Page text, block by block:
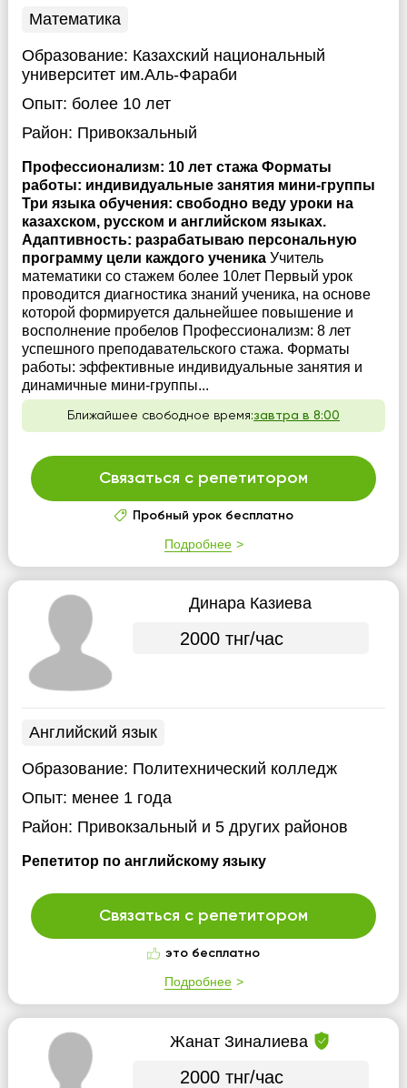
Математика
Образование: Казахский национальный
университет им.Аль-Фараби
Опыт: более 10 лет
Район: Привокзальный
Профессионализм: 10 лет стажа Форматы
работы: индивидуальные занятия мини-группы
Три языка обучения: свободно веду уроки на
казахском, русском и английском языках.
Адаптивность: разрабатываю персональную
программу цели каждого ученика Учитель
математики со стажем более 10лет Первый урок
проводится диагностика знаний ученика, на основе
которой формируется дальнейшее повышение и
восполнение пробелов Профессионализм: 8 лет
успешного преподавательского стажа. Форматы
работы: эффективные индивидуальные занятия и
динамичные мини-группы...
Ближайшее свободное время:завтра в 8:00
Связаться с репетитором
Пробный урок бесплатно
Подробнее
Динара Казиева
2000 тнг/час
Английский язык
Образование: Политехнический колледж
Опыт: менее 1 года
Район: Привокзальный и 5 других районов
Репетитор по английскому языку
Связаться с репетитором
это бесплатно
Подробнее
Жанат Зиналиева
2000 тнг/час